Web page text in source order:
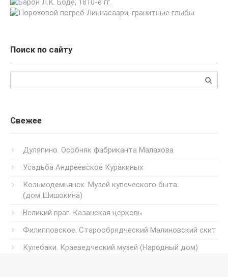
Поиск по сайту
Свежее
Дуляпино. Особняк фабриканта Малахова
Усадьба Андреевское Куракиных
Козьмодемьянск. Музей купеческого быта
(дом Шишокина)
Великий враг. Казанская церковь
Филипповское. Старообрядческий Малиновский скит
Кулебаки. Краеведческий музей (Народный дом)